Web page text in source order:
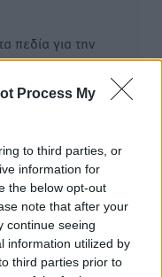
Process My
to third parties, or
information for
the below opt-out
note that after your
continue seeing
information utilized by
third parties prior to
πεδία για την
επόμενη φορά.